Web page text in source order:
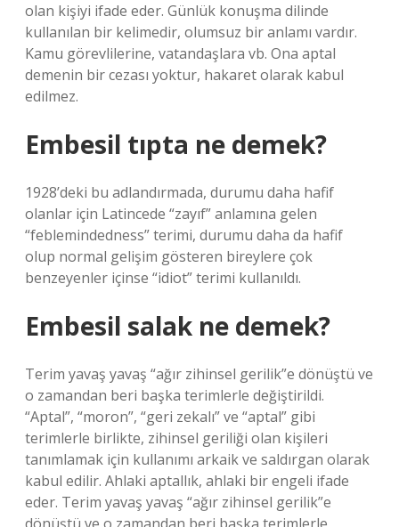
olan kişiyi ifade eder. Günlük konuşma dilinde
kullanılan bir kelimedir, olumsuz bir anlamı vardır.
Kamu görevlilerine, vatandaşlara vb. Ona aptal
demenin bir cezası yoktur, hakaret olarak kabul
edilmez.
Embesil tıpta ne demek?
1928’deki bu adlandırmada, durumu daha hafif
olanlar için Latincede “zayıf” anlamına gelen
“feblemindedness” terimi, durumu daha da hafif
olup normal gelişim gösteren bireylere çok
benzeyenler içinse “idiot” terimi kullanıldı.
Embesil salak ne demek?
Terim yavaş yavaş “ağır zihinsel gerilik”e dönüştü ve
o zamandan beri başka terimlerle değiştirildi.
“Aptal”, “moron”, “geri zekalı” ve “aptal” gibi
terimlerle birlikte, zihinsel geriliği olan kişileri
tanımlamak için kullanımı arkaik ve saldırgan olarak
kabul edilir. Ahlaki aptallık, ahlaki bir engeli ifade
eder. Terim yavaş yavaş “ağır zihinsel gerilik”e